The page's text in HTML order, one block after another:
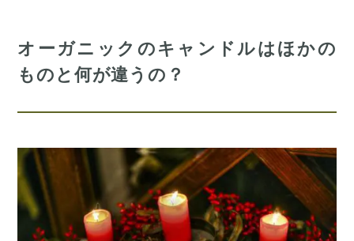
オーガニックのキャンドルはほかの
ものと何が違うの？